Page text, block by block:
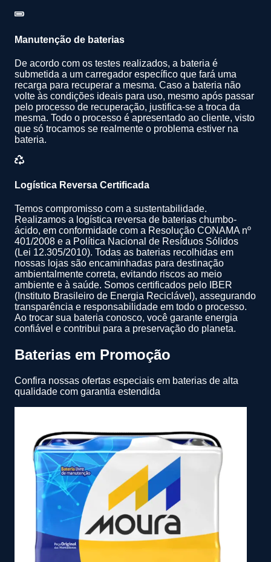
Manutenção de baterias
De acordo com os testes realizados, a bateria é
submetida a um carregador específico que fará uma
recarga para recuperar a mesma. Caso a bateria não
volte às condições ideais para uso, mesmo após passar
pelo processo de recuperação, justifica-se a troca da
mesma. Todo o processo é apresentado ao cliente, visto
que só trocamos se realmente o problema estiver na
bateria.
Logística Reversa Certificada
Temos compromisso com a sustentabilidade.
Realizamos a logística reversa de baterias chumbo-
ácido, em conformidade com a Resolução CONAMA nº
401/2008 e a Política Nacional de Resíduos Sólidos
(Lei 12.305/2010). Todas as baterias recolhidas em
nossas lojas são encaminhadas para destinação
ambientalmente correta, evitando riscos ao meio
ambiente e à saúde. Somos certificados pelo IBER
(Instituto Brasileiro de Energia Reciclável), assegurando
transparência e responsabilidade em todo o processo.
Ao trocar sua bateria conosco, você garante energia
confiável e contribui para a preservação do planeta.
Baterias em Promoção
Confira nossas ofertas especiais em baterias de alta
qualidade com garantia estendida